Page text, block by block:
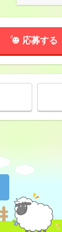
応募する